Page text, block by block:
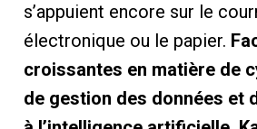
s’appuient encore sur le
électronique ou le papier.
croissantes en matière de
de gestion des données et